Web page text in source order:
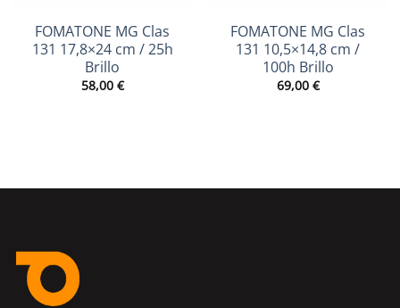
FOMATONE MG Clas
131 17,8×24 cm / 25h
Brillo
58,00 €
FOMATONE MG Clas
131 10,5×14,8 cm /
100h Brillo
69,00 €